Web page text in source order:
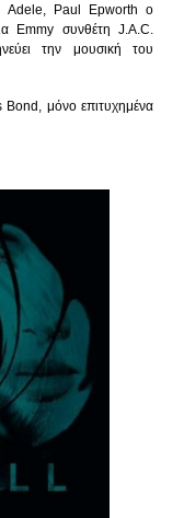
Adele, Paul Epworth ο
Emmy συνθέτη J.A.C.
την μουσική του
Bond, μόνο επιτυχημένα